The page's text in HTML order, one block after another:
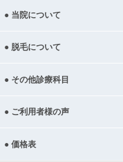
当院について
脱毛について
その他診療科目
ご利用者様の声
価格表